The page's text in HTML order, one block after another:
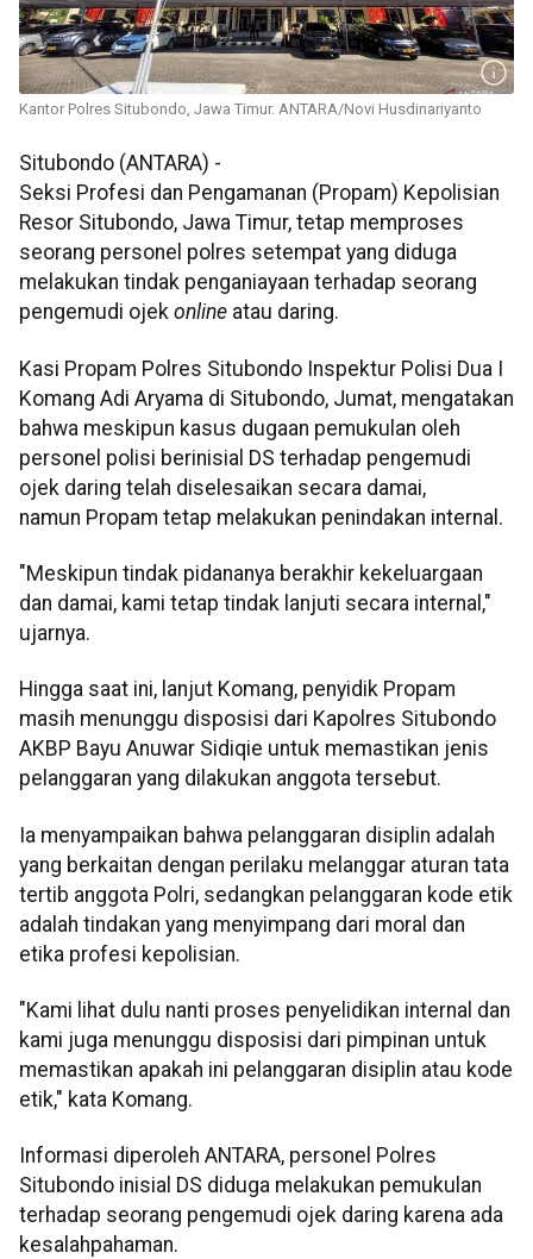
Kantor Polres Situbondo, Jawa Timur. ANTARA/Novi Husdinariyanto
Situbondo (ANTARA) -
Seksi Profesi dan Pengamanan (Propam) Kepolisian
Resor Situbondo, Jawa Timur, tetap memproses
seorang personel polres setempat yang diduga
melakukan tindak penganiayaan terhadap seorang
pengemudi ojek online atau daring.
Kasi Propam Polres Situbondo Inspektur Polisi Dua I
Komang Adi Aryama di Situbondo, Jumat, mengatakan
bahwa meskipun kasus dugaan pemukulan oleh
personel polisi berinisial DS terhadap pengemudi
ojek daring telah diselesaikan secara damai,
namun Propam tetap melakukan penindakan internal.
"Meskipun tindak pidananya berakhir kekeluargaan
dan damai, kami tetap tindak lanjuti secara internal,"
ujarnya.
Hingga saat ini, lanjut Komang, penyidik Propam
masih menunggu disposisi dari Kapolres Situbondo
AKBP Bayu Anuwar Sidiqie untuk memastikan jenis
pelanggaran yang dilakukan anggota tersebut.
Ia menyampaikan bahwa pelanggaran disiplin adalah
yang berkaitan dengan perilaku melanggar aturan tata
tertib anggota Polri, sedangkan pelanggaran kode etik
adalah tindakan yang menyimpang dari moral dan
etika profesi kepolisian.
"Kami lihat dulu nanti proses penyelidikan internal dan
kami juga menunggu disposisi dari pimpinan untuk
memastikan apakah ini pelanggaran disiplin atau kode
etik," kata Komang.
Informasi diperoleh ANTARA, personel Polres
Situbondo inisial DS diduga melakukan pemukulan
terhadap seorang pengemudi ojek daring karena ada
kesalahpahaman.